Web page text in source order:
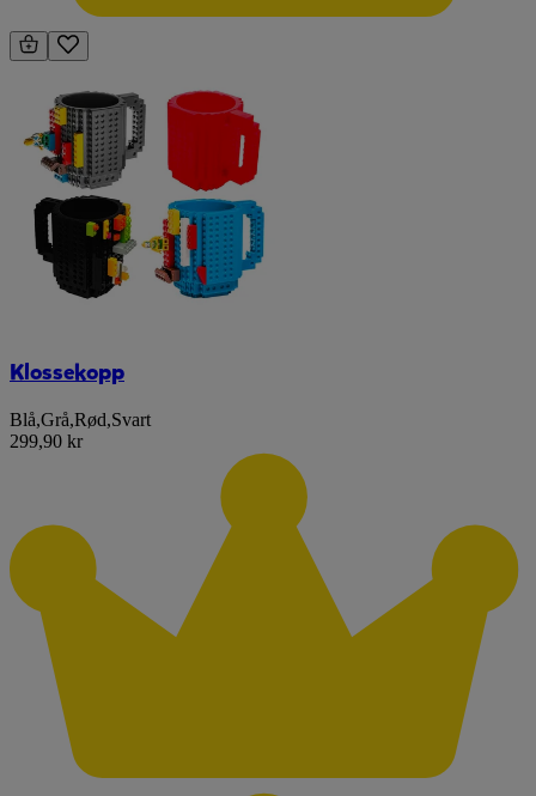
Klossekopp
Blå,Grå,Rød,Svart
299,90 kr